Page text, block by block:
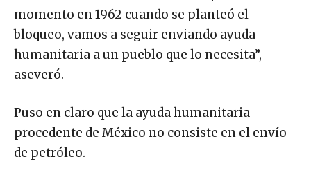
momento en 1962 cuando se planteó el
bloqueo, vamos a seguir enviando ayuda
humanitaria a un pueblo que lo necesita”,
aseveró.
Puso en claro que la ayuda humanitaria
procedente de México no consiste en el envío
de petróleo.